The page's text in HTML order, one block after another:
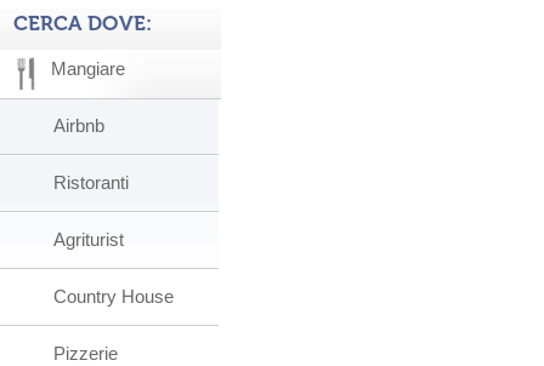
CERCA DOVE:
Mangiare
Airbnb
Ristoranti
Agriturist
Country House
Pizzerie